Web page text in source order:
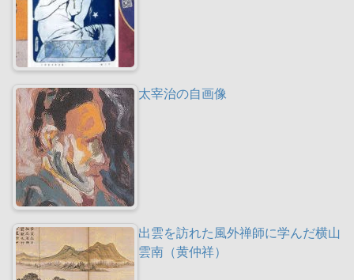
太宰治の自画像
出雲を訪れた風外禅師に学んだ横山
雲南（黄仲祥）